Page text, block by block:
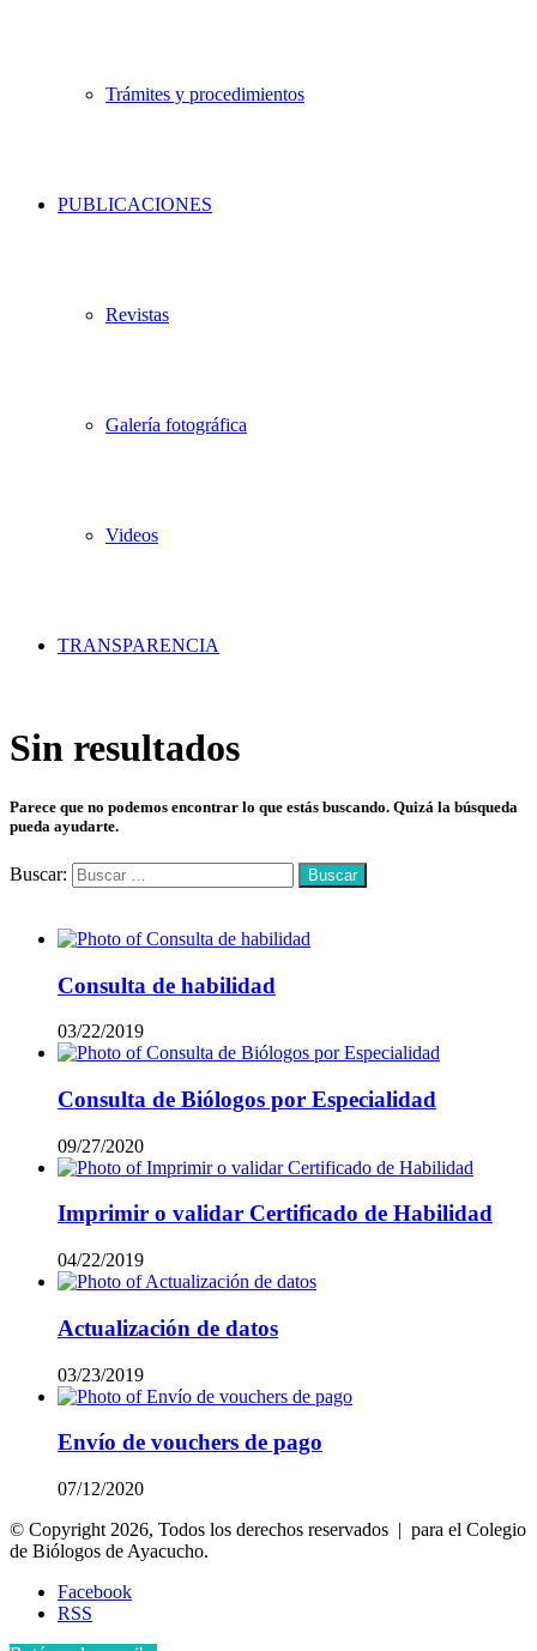
Trámites y procedimientos
PUBLICACIONES
Revistas
Galería fotográfica
Videos
TRANSPARENCIA
Sin resultados
Parece que no podemos encontrar lo que estás buscando. Quizá la búsqueda
pueda ayudarte.
Buscar:
Consulta de habilidad
03/22/2019
Consulta de Biólogos por Especialidad
09/27/2020
Imprimir o validar Certificado de Habilidad
04/22/2019
Actualización de datos
03/23/2019
Envío de vouchers de pago
07/12/2020
© Copyright 2026, Todos los derechos reservados | para el Colegio
de Biólogos de Ayacucho.
Facebook
RSS